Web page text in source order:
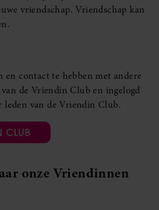
vriendschap. Vriendschap kan
en contact te hebben met andere
de Vriendin Club en ingelogd
van de Vriendin Club.
CLUB
onze Vriendinnen